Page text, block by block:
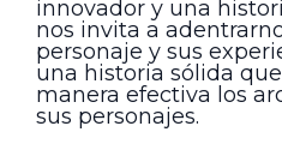
innovador y una
nos invita a
personaje y sus
una historia sólida
manera efectiva los
sus personajes.